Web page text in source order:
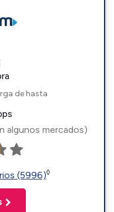
de hasta
algunos mercados)
(5996)◊